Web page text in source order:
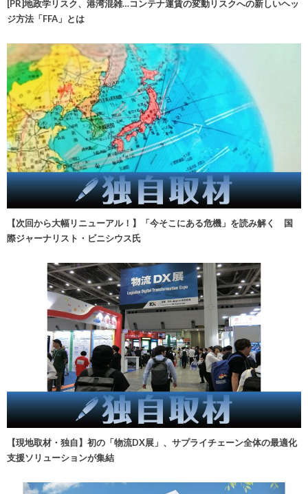
[PR]地政学リスク、港湾混雑…コンテナ運賃の変動リスクへの新しいヘッ
ジ方法「FFA」とは
【次回から大幅リニューアル！】「今そこにある危機」を読み解く 国
際ジャーナリスト・ビニシウス氏
【現地取材・独自】初の「物流DX展」、サプライチェーン全体の最適化
支援ソリューションが集結